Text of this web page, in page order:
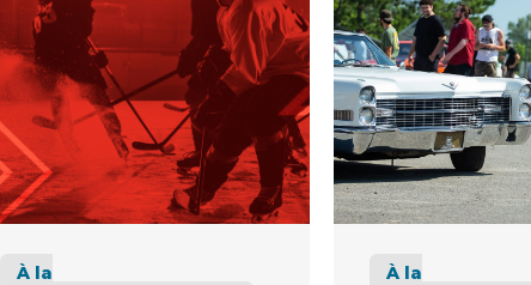
À la
À la